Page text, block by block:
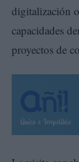
digitalización
capacidades
proyectos de